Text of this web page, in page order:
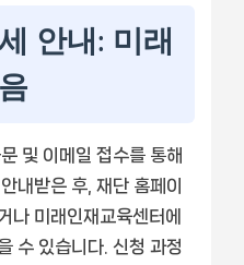
안내: 미래
및 이메일 접수를 통해
내받은 후, 재단 홈페이
나 미래인재교육센터에
수 있습니다. 신청 과정